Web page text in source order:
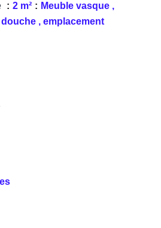
2 m²
Meuble vasque ,
, emplacement